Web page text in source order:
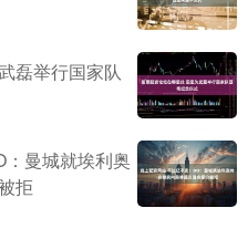
磊举行国家队
曼城就埃利奥
拒